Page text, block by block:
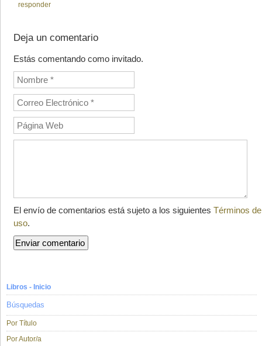
responder
Deja un comentario
Estás comentando como invitado.
El envío de comentarios está sujeto a los siguientes Términos de
uso.
Libros - Inicio
Búsquedas
Por Título
Por Autor/a